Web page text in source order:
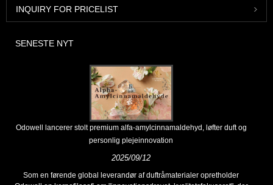
INQUIRY FOR PRICELIST
SENESTE NYT
Odowell lancerer stolt premium alfa-amylcinnamaldehyd, løfter duft og
personlig plejeinnovation
2025/09/12
Som en førende global leverandør af duftråmaterialer opretholder